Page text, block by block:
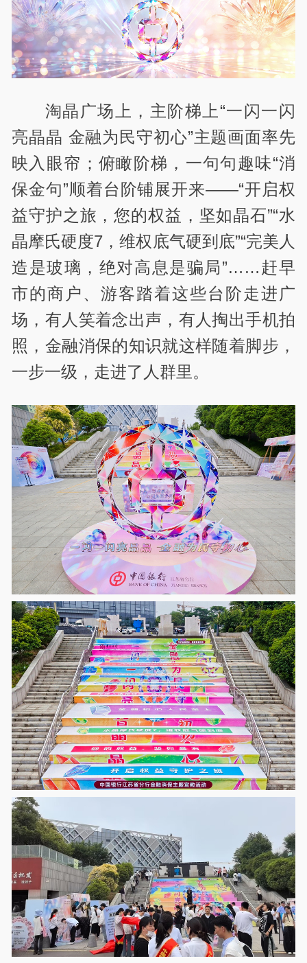
淘晶广场上，主阶梯上“一闪一闪
亮晶晶 金融为民守初心”主题画面率先
映入眼帘；俯瞰阶梯，一句句趣味“消
保金句”顺着台阶铺展开来——“开启权
益守护之旅，您的权益，坚如晶石”“水
晶摩氏硬度7，维权底气硬到底”“完美人
造是玻璃，绝对高息是骗局”……赶早
市的商户、游客踏着这些台阶走进广
场，有人笑着念出声，有人掏出手机拍
照，金融消保的知识就这样随着脚步，
一步一级，走进了人群里。